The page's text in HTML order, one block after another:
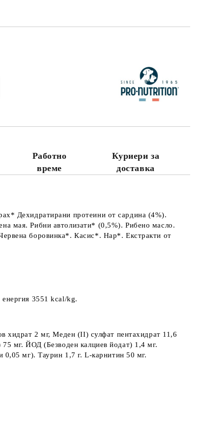
Работно
време
Куриери за
доставка
Дехидратирани протеини от сардина (4%).
мая. Рибни автолизати* (0,5%). Рибено масло.
боровинка*. Касис*. Нар*. Екстракти от
3551 kcal/kg.
2 мг, Mеден (II) сулфат пентахидрат 11,6
мг. ЙОД (Безводен калциев йодат) 1,4 мг.
мг). Таурин 1,7 г. L-карнитин 50 мг.